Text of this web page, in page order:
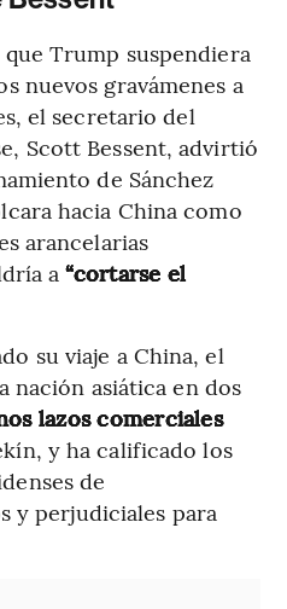
Trump suspendiera
nuevos gravámenes a
el secretario del
Scott Bessent, advirtió
de Sánchez
hacia China como
arancelarias
a“cortarse el
su viaje a China, el
nación asiática en dos
lazos comerciales
y ha calificado los
de
y perjudiciales para